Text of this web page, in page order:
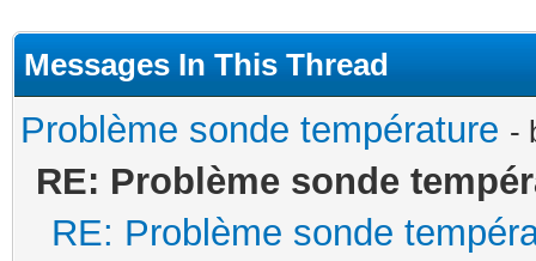
Messages In This Thread
Problème sonde température -
RE: Problème sonde
RE: Problème sonde